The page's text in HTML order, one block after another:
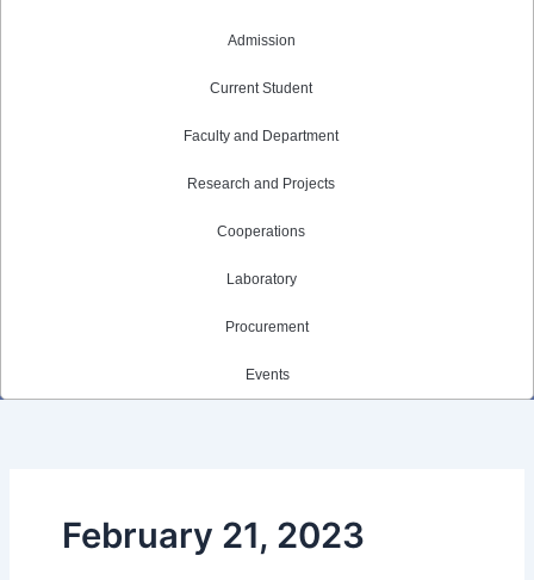
Admission
Current Student
Faculty and Department
Research and Projects
Cooperations
Laboratory
Procurement
Events
February 21, 2023